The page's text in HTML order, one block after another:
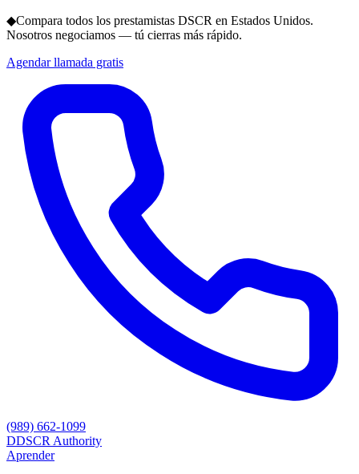
◆Compara todos los prestamistas DSCR en Estados Unidos.
Nosotros negociamos — tú cierras más rápido.
Agendar llamada gratis
(989) 662-1099
DDSCR Authority
Aprender